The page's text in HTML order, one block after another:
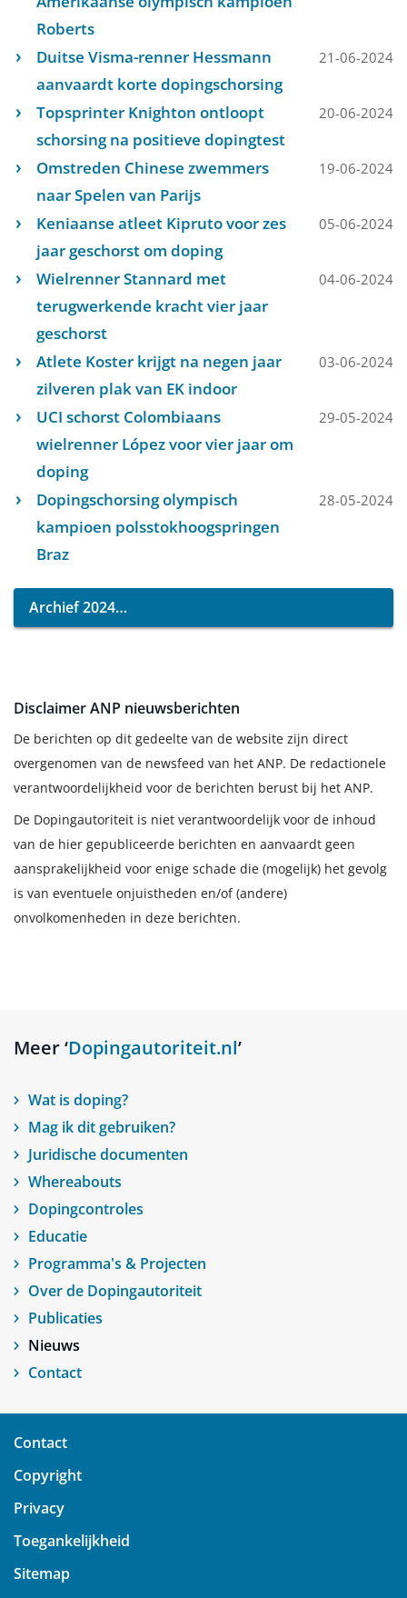
Roberts
Duitse Visma-renner Hessmann
aanvaardt korte dopingschorsing
21-06-2024
Topsprinter Knighton ontloopt
schorsing na positieve dopingtest
20-06-2024
Omstreden Chinese zwemmers
naar Spelen van Parijs
19-06-2024
Keniaanse atleet Kipruto voor zes
jaar geschorst om doping
05-06-2024
Wielrenner Stannard met
terugwerkende kracht vier jaar
geschorst
04-06-2024
Atlete Koster krijgt na negen jaar
zilveren plak van EK indoor
03-06-2024
UCI schorst Colombiaans
wielrenner López voor vier jaar om
doping
29-05-2024
Dopingschorsing olympisch
kampioen polsstokhoogspringen
Braz
28-05-2024
Archief 2024
Disclaimer ANP nieuwsberichten
De berichten op dit gedeelte van de website zijn direct
overgenomen van de newsfeed van het ANP. De redactionele
verantwoordelijkheid voor de berichten berust bij het ANP.
De Dopingautoriteit is niet verantwoordelijk voor de inhoud
van de hier gepubliceerde berichten en aanvaardt geen
aansprakelijkheid voor enige schade die (mogelijk) het gevolg
is van eventuele onjuistheden en/of (andere)
onvolkomenheden in deze berichten.
Meer ‘Dopingautoriteit.nl’
Wat is doping?
Mag ik dit gebruiken?
Juridische documenten
Whereabouts
Dopingcontroles
Educatie
Programma's & Projecten
Over de Dopingautoriteit
Publicaties
Nieuws
Contact
Contact
Copyright
Privacy
Toegankelijkheid
Sitemap